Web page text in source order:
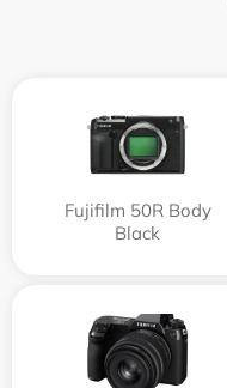
Fujifilm 50R Body
Black